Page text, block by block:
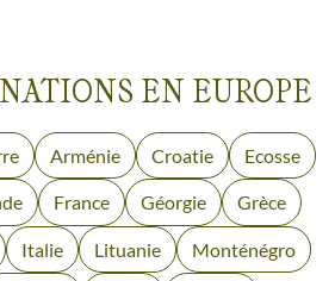
Europe
un trésor d'histoires empreintes
dans le temps en parcourant
la Grèce antique, lors de visites
EN EUROPE
Circuits
accompagnés
Arménie
Circuits
accompagnés
Croatie
Circuits
Ecosse
Circuits
accompagnés
France
Circuits
accompagnés
Géorgie
Circuits
Grèce
Circuits
Italie
Circuits
Lituanie
Circuits
Monténégro